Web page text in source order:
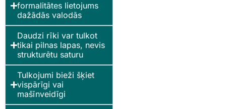
formalitātes lietojums
dažādās valodās
Daudzi rīki var tulkot
tikai pilnas lapas, nevis
strukturētu saturu
Tulkojumi bieži šķiet
vispārīgi vai
mašīnveidīgi